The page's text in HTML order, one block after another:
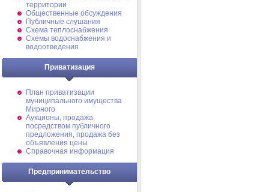
территории
Общественные обсуждения
Публичные слушания
Схема теплоснабжения
Схемы водоснабжения и
водоотведения
Приватизация
План приватизации
муниципального имущества
Мирного
Аукционы, продажа
посредством публичного
предложения, продажа без
объявления цены
Справочная информация
Предпринимательство